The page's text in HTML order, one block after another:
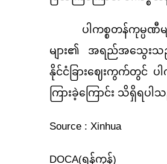
ပါကစ္စတန်ကုမ္ပဏီမျာ
များ၏ အရည်အသွေးသ
နိုင်ငံခြားဈေးကွက်တွင် ပ
ကြားခဲ့ကြောင်း သိရှိရပါ
DOCA(ရန်ကုန်)